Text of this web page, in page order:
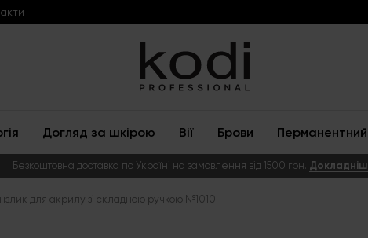
Догляд за шкірою Вії Брови
Безкоштовна доставка по Україні на замовлення від 1500 грн.
для акрилу зі складною ручкою №1010